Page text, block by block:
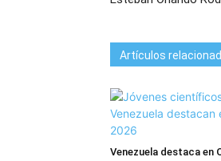
Artículos
Venezuela destaca en